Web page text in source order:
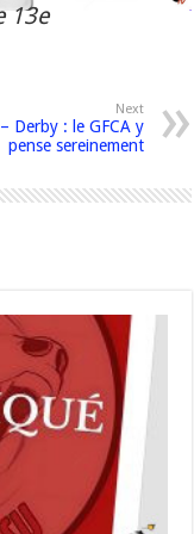
13e
Next
Derby : le GFCA y
pense sereinement